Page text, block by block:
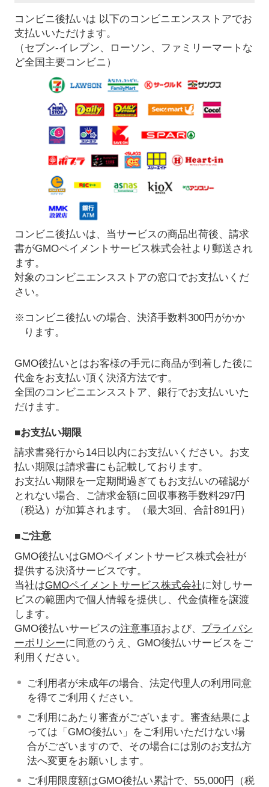
コンビニ後払いは 以下のコンビニエンスストアでお
支払いいただけます。
（セブン-イレブン、ローソン、ファミリーマートな
ど全国主要コンビニ）
コンビニ後払いは、当サービスの商品出荷後、請求
書がGMOペイメントサービス株式会社より郵送され
ます。
対象のコンビニエンスストアの窓口でお支払いくだ
さい。
※コンビニ後払いの場合、決済手数料300円がかか
ります。
GMO後払いとはお客様の手元に商品が到着した後に
代金をお支払い頂く決済方法です。
全国のコンビニエンスストア、銀行でお支払いいた
だけます。
■お支払い期限
請求書発行から14日以内にお支払いください。お支
払い期限は請求書にも記載しております。
お支払い期限を一定期間過ぎてもお支払いの確認が
とれない場合、ご請求金額に回収事務手数料297円
（税込）が加算されます。（最大3回、合計891円）
■ご注意
GMO後払いはGMOペイメントサービス株式会社が
提供する決済サービスです。
当社はGMOペイメントサービス株式会社に対しサー
ビスの範囲内で個人情報を提供し、代金債権を譲渡
します。
GMO後払いサービスの注意事項および、 プライバシ
ーポリシーに同意のうえ、GMO後払いサービスをご
利用ください。
ご利用者が未成年の場合、法定代理人の利用同意
を得てご利用ください。
ご利用にあたり審査がございます。審査結果によ
っては「GMO後払い」をご利用いただけない場
合がございますので、その場合には別のお支払方
法へ変更をお願いします。
ご利用限度額はGMO後払い累計で、55,000円（税